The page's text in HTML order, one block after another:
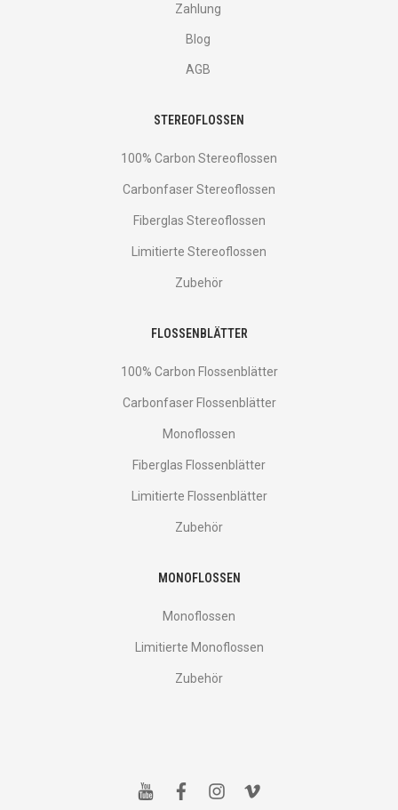
Zahlung
Blog
AGB
STEREOFLOSSEN
100% Carbon Stereoflossen
Carbonfaser Stereoflossen
Fiberglas Stereoflossen
Limitierte Stereoflossen
Zubehör
FLOSSENBLÄTTER
100% Carbon Flossenblätter
Carbonfaser Flossenblätter
Monoflossen
Fiberglas Flossenblätter
Limitierte Flossenblätter
Zubehör
MONOFLOSSEN
Monoflossen
Limitierte Monoflossen
Zubehör
y f i v